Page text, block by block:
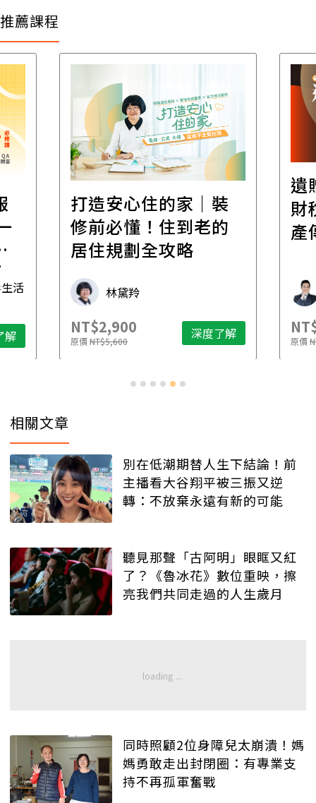
推薦課程
解
遺贈稅規劃直播課│
財稅專家親授，讓資
產傳承更有效率
財稅專家 朱家棟
NT$2,500
原價NT$4,888 深度了解
百
經
原價
相關文章
別在低潮期替人生下結論！前
主播看大谷翔平被三振又逆
轉：不放棄永遠有新的可能
聽見那聲「古阿明」眼眶又紅
了？《魯冰花》數位重映，擦
亮我們共同走過的人生歲月
同時照顧2位身障兒太崩潰！媽
媽勇敢走出封閉圈：有專業支
持不再孤軍奮戰